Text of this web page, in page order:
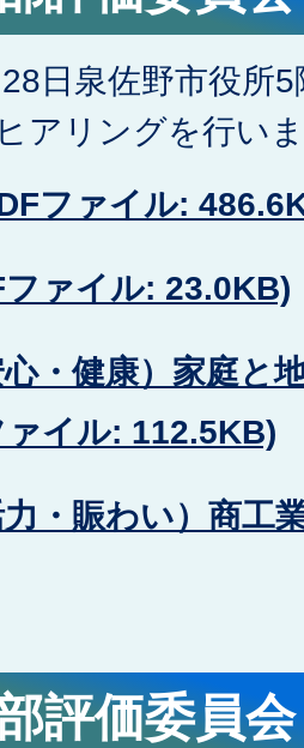
日泉佐野市役所
アリングを行い
ファイル:
ファイル: 23.0KB)
・健康）家庭と
イル: 112.5KB)
・賑わい）商工
評価委員会